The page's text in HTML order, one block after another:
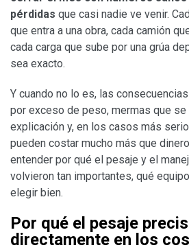
pérdidas que casi nadie ve venir.
que entra a una obra, cada camión
cada carga que sube por una grúa
sea exacto.
Y cuando no lo es, las
por exceso de peso, mermas que se
explicación y, en los casos más
pueden costar mucho más que
entender por qué el pesaje y el
volvieron tan importantes, qué
elegir bien.
Por qué el pesaje
directamente en los